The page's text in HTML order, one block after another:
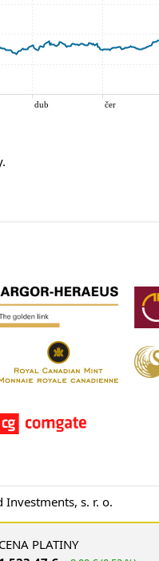
s. r. o.
CENA PLATINY